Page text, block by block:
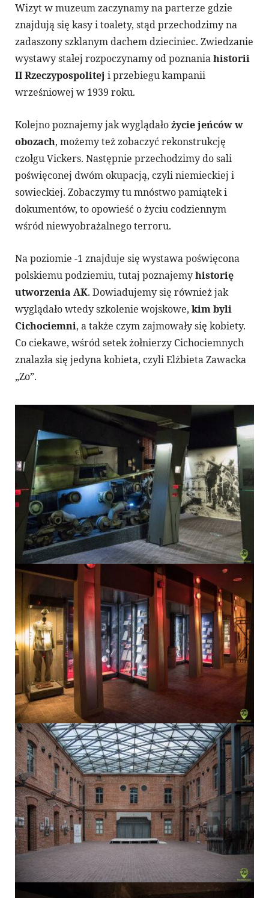
Wizyt w muzeum zaczynamy na parterze gdzie
znajdują się kasy i toalety, stąd przechodzimy na
zadaszony szklanym dachem dzieciniec. Zwiedzanie
wystawy stałej rozpoczynamy od poznaniahistorii
II Rzeczypospolitej i przebiegu kampanii
wrześniowej w 1939 roku.
Kolejno poznajemy jak wyglądałożycie jeńców w
obozach, możemy też zobaczyć rekonstrukcję
czołgu Vickers. Następnie przechodzimy do sali
poświęconej dwóm okupacją, czyli niemieckiej i
sowieckiej. Zobaczymy tu mnóstwo pamiątek i
dokumentów, to opowieść o życiu codziennym
wśród niewyobrażalnego terroru.
Na poziomie -1 znajduje się wystawa poświęcona
polskiemu podziemiu, tutaj poznajemyhistorię
utworzenia AK. Dowiadujemy się również jak
wyglądało wtedy szkolenie wojskowe, kim byli
Cichociemni, a także czym zajmowały się kobiety.
Co ciekawe, wśród setek żołnierzy Cichociemnych
znalazła się jedyna kobieta, czyli Elżbieta Zawacka
„Zo”.